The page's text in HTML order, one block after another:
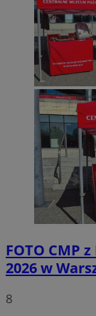
FOTO CMP
2026 w
8